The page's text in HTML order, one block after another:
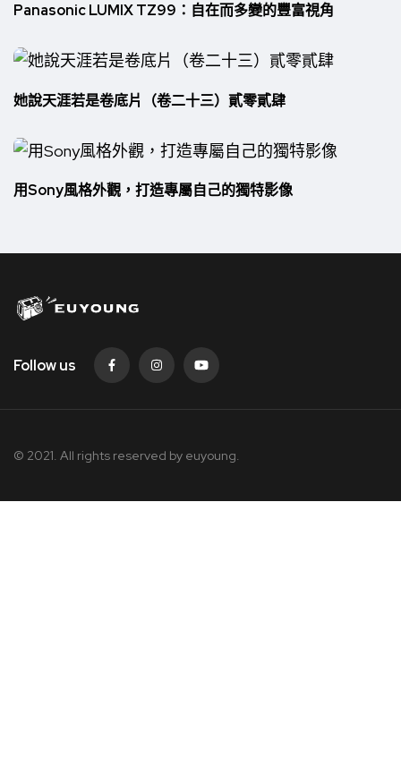
Panasonic LUMIX TZ99：自在而多變的豐富視角
她說天涯若是卷底片（卷二十三）貳零貳肆
用Sony風格外觀，打造專屬自己的獨特影像
Follow us
© 2021. All rights reserved by euyoung.